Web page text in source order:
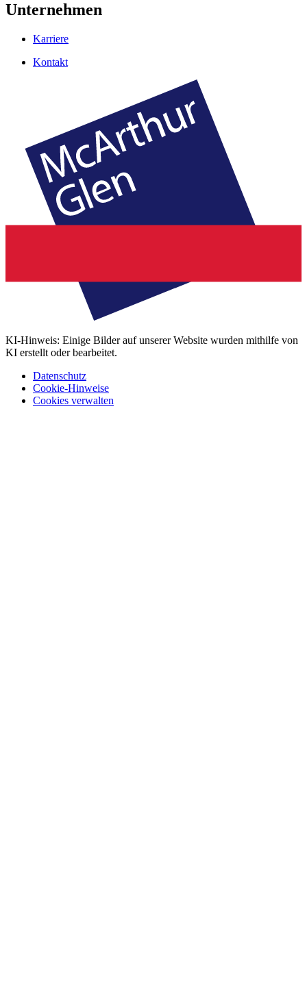
Unternehmen
Karriere
Kontakt
KI-Hinweis: Einige Bilder auf unserer Website wurden mithilfe von
KI erstellt oder bearbeitet.
Datenschutz
Cookie-Hinweise
Cookies verwalten